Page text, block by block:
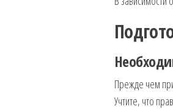
Прежде чем
Учтите, что